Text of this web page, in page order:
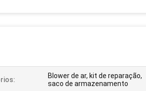
Blower de ar, kit de reparação,
saco de armazenamento